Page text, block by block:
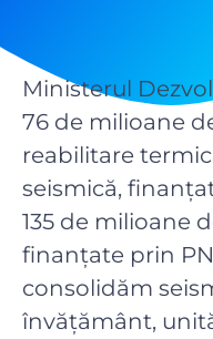
Ministerul
76 de milioane
reabilitare
seismică,
135 de milioane
finanțate prin
consolidăm
învățământ,